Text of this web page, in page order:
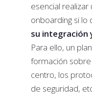
esencial
onboarding si lo
su integración
Para ello, un
formación
centro, los
de seguridad,